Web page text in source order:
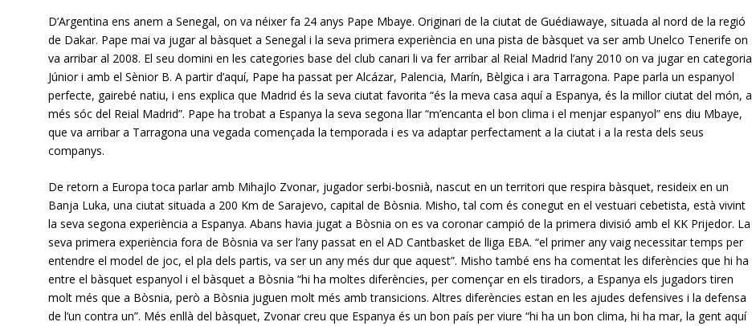
D’Argentina ens anem a Senegal, on va néixer fa 24 anys Pape Mbaye. Originari de la ciutat de Guédiawaye, situada al nord de la regió
de Dakar. Pape mai va jugar al bàsquet a Senegal i la seva primera experiència en una pista de bàsquet va ser amb Unelco Tenerife on
va arribar al 2008. El seu domini en les categories base del club canari li va fer arribar al Reial Madrid l’any 2010 on va jugar en categoria
Júnior i amb el Sènior B. A partir d’aquí, Pape ha passat per Alcázar, Palencia, Marín, Bèlgica i ara Tarragona. Pape parla un espanyol
perfecte, gairebé natiu, i ens explica que Madrid és la seva ciutat favorita “és la meva casa aquí a Espanya, és la millor ciutat del món, a
més sóc del Reial Madrid”. Pape ha trobat a Espanya la seva segona llar “m’encanta el bon clima i el menjar espanyol” ens diu Mbaye,
que va arribar a Tarragona una vegada començada la temporada i es va adaptar perfectament a la ciutat i a la resta dels seus
companys.
De retorn a Europa toca parlar amb Mihajlo Zvonar, jugador serbi-bosnià, nascut en un territori que respira bàsquet, resideix en un
Banja Luka, una ciutat situada a 200 Km de Sarajevo, capital de Bòsnia. Misho, tal com és conegut en el vestuari cebetista, està vivint
la seva segona experiència a Espanya. Abans havia jugat a Bòsnia on es va coronar campió de la primera divisió amb el KK Prijedor. La
seva primera experiència fora de Bòsnia va ser l’any passat en el AD Cantbasket de lliga EBA. “el primer any vaig necessitar temps per
entendre el model de joc, el pla dels partis, va ser un any més dur que aquest”. Misho també ens ha comentat les diferències que hi ha
entre el bàsquet espanyol i el bàsquet a Bòsnia “hi ha moltes diferències, per començar en els tiradors, a Espanya els jugadors tiren
molt més que a Bòsnia, però a Bòsnia juguen molt més amb transicions. Altres diferències estan en les ajudes defensives i la defensa
de l’un contra un”. Més enllà del bàsquet, Zvonar creu que Espanya és un bon país per viure “hi ha un bon clima, hi ha mar, la gent aquí